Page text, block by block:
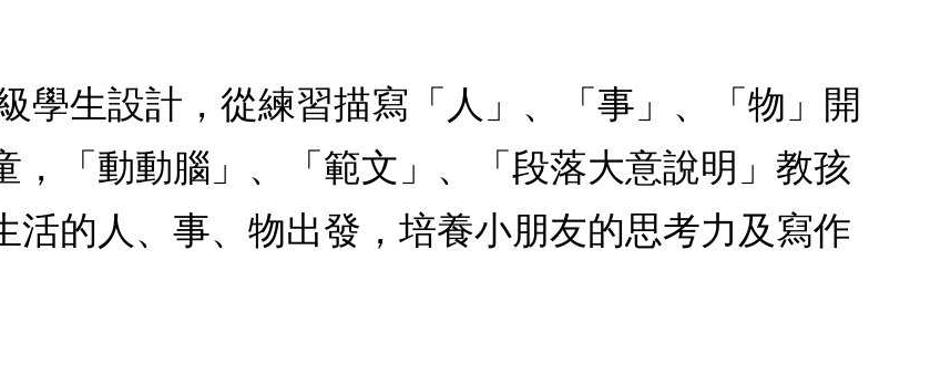
學生設計，從練習描寫「人」、「事」、「物」開
，「動動腦」、「範文」、「段落大意說明」教孩
活的人、事、物出發，培養小朋友的思考力及寫作